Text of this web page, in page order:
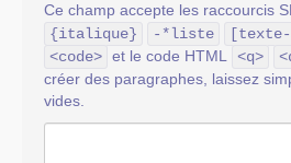
Ce champ accepte les raccourcis
{italique}
-*liste
<code> et le code HTML <q>
créer des paragraphes, laissez
vides.